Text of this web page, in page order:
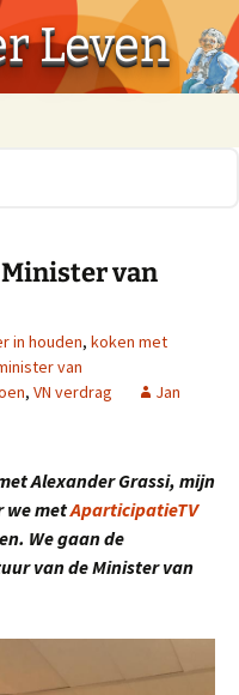
Leven
van
in houden, koken met
van
, VN verdrag
Jan
Alexander Grassi, mijn
we metAparticipatieTV
We gaan de
van de Minister van